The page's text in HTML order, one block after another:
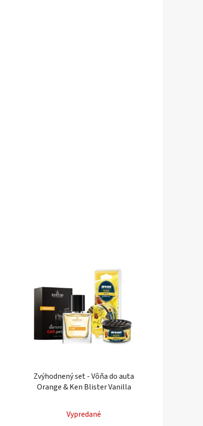
Zvýhodnený set - Vôňa do auta
Orange & Ken Blister Vanilla
Vypredané